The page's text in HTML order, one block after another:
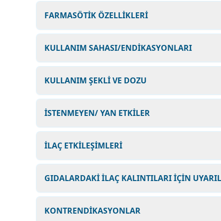
FARMASÖTİK ÖZELLİKLERİ
KULLANIM SAHASI/ENDİKASYONLARI
KULLANIM ŞEKLİ VE DOZU
İSTENMEYEN/ YAN ETKİLER
İLAÇ ETKİLEŞİMLERİ
GIDALARDAKİ İLAÇ KALINTILARI İÇİN
KONTRENDİKASYONLAR